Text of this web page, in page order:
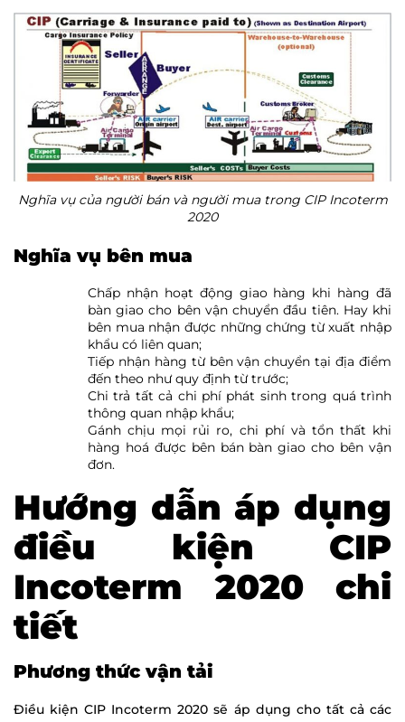
Nghĩa vụ của người bán và người mua trong CIP Incoterm
2020
Nghĩa vụ bên mua
Chấp nhận hoạt động giao hàng khi hàng đã
bàn giao cho bên vận chuyển đầu tiên. Hay khi
bên mua nhận được những chứng từ xuất nhập
khẩu có liên quan;
Tiếp nhận hàng từ bên vận chuyển tại địa điểm
đến theo như quy định từ trước;
Chi trả tất cả chi phí phát sinh trong quá trình
thông quan nhập khẩu;
Gánh chịu mọi rủi ro, chi phí và tổn thất khi
hàng hoá được bên bán bàn giao cho bên vận
đơn.
Hướng dẫn áp dụng
điều kiện CIP
Incoterm 2020 chi
tiết
Phương thức vận tải
Điều kiện CIP Incoterm 2020 sẽ áp dụng cho tất cả các